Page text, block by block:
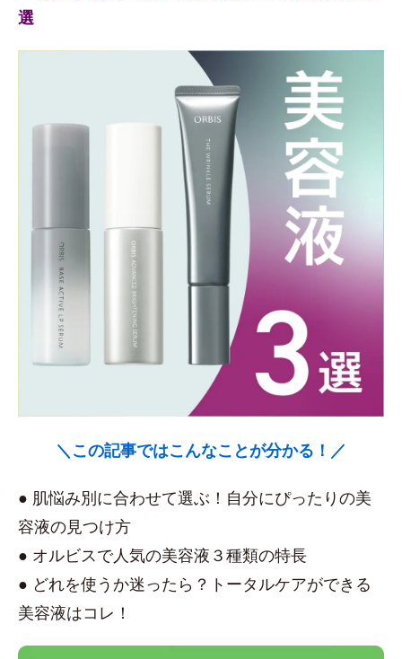
選
＼この記事ではこんなことが分かる！／
● 肌悩み別に合わせて選ぶ！自分にぴったりの美
容液の見つけ方
● オルビスで人気の美容液３種類の特長
● どれを使うか迷ったら？トータルケアができる
美容液はコレ！